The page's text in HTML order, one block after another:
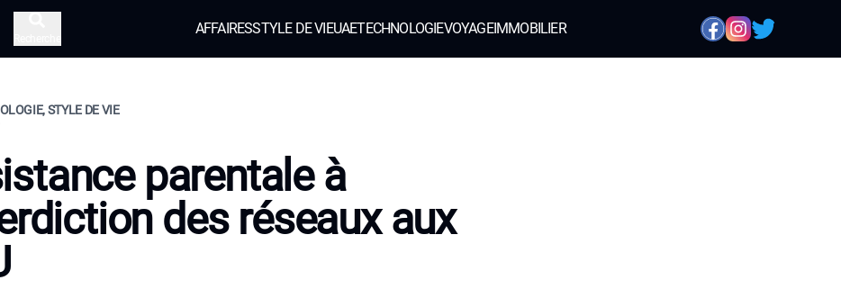
AFFAIRESSTYLE DE VIEUAETECHNOLOGIEVOYAGEIMMOBILIER
STYLE DE VIE
parentale à
des réseaux aux